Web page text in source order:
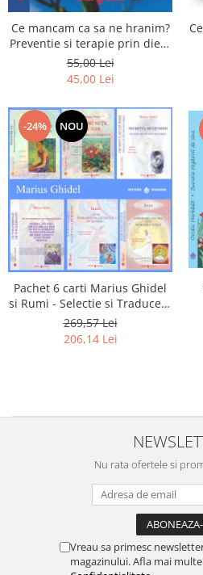
Ce mancam ca sa ne hranim?
Preventie si terapie prin dieta
in bolile cardiovasculare si in
diabetul zaharat
55,00 Lei
45,00 Lei
-24% NOU
Pachet 6 carti Marius Ghidel
si Rumi - Selectie si Traducere
de Marius Ghidel
269,57 Lei
206,14 Lei
Nu rata ofertele si
Vreau sa primesc
magazinului. Afla mai